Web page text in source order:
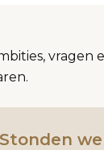
vragen